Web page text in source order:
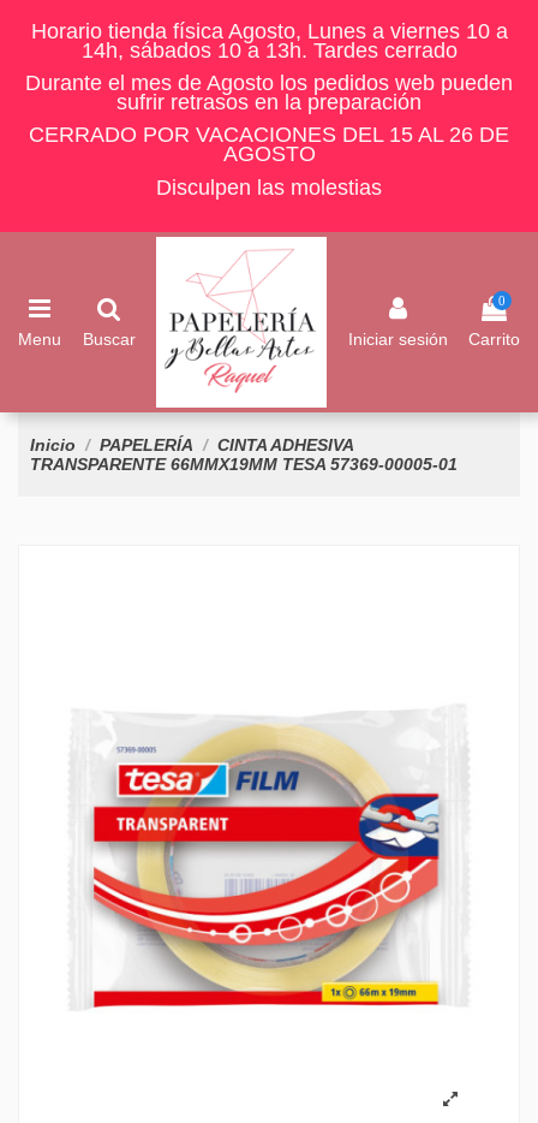
Horario tienda física Agosto, Lunes a viernes 10 a
14h, sábados 10 a 13h. Tardes cerrado
Durante el mes de Agosto los pedidos web pueden
sufrir retrasos en la preparación
CERRADO POR VACACIONES DEL 15 AL 26 DE
AGOSTO
Disculpen las molestias
Menu Buscar Iniciar sesión
0
Carrito
Inicio PAPELERÍA
CINTA ADHESIVA
TRANSPARENTE 66MMX19MM TESA 57369-00005-01